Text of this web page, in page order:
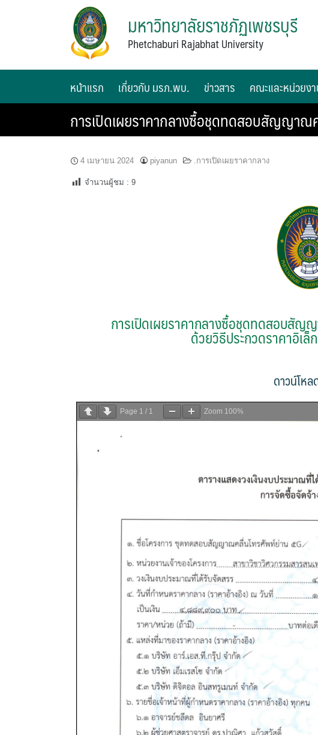
มหาวิทยาลัยราชภัฏเพชรบุรี
Phetchaburi Rajabhat University
หน้าแรก เกี่ยวกับ มรภ.พบ. ข่าวสาร คณะและหน่วยง
การเปิดเผยราคากลางซื้อชุดทดสอบสัญญา
4 เมษายน 2024 piyanun .การเปิดเผยราคากลาง
จำนวนผู้ชม : 9
การเปิดเผยราคากลางซื้อชุดทดสอบสั
ด้วยวิธีประกวดราคาอิเ
ดาวน์โห
Page 1 / 1 Zoom 100%